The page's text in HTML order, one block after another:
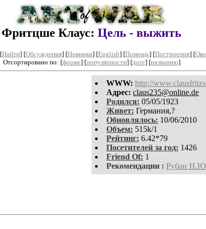
Фритцше Клаус: Цель - выжить
[Найти] [Обсуждения] [Новинки] [English] [Помощь] [Построения] [
Отсортировано по: [форме] [популярности] [дате] [названию]
WWW: http://
Aдpeс: claus235@online.de
Родился: 05/05/1923
Живет: Германия,?
Обновлялось: 10/06/2010
Объем: 515k/1
Рейтинг: 6.42*79
Посетителей за год: 1426
Friend Of: 1
Рекомендации : Рубан